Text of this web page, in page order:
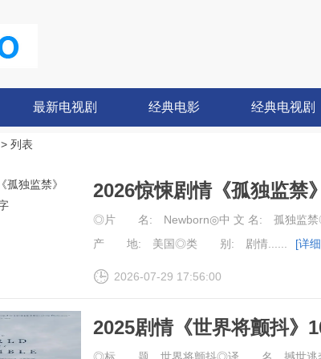
最新电视剧 经典电影 经典电视剧
> 列表
2026惊悚剧情《孤独监禁
◎片 名: Newborn◎中 文 名: 孤独
产 地: 美国◎类 别: 剧情......
[详
2026-07-29 17:56:00
2025剧情《世界将颤抖》